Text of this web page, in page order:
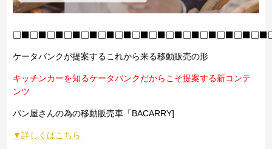
ケータバンクが提案するこれから来る移動販売の形
キッチンカーを知るケータバンクだからこそ提案する新コンテ
ンツ
パン屋さんの為の移動販売車「BACARRY]
▼詳しくはこちら